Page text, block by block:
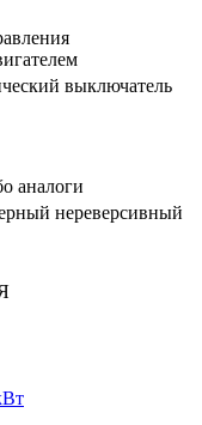
выключатель
аналоги
нереверсивный